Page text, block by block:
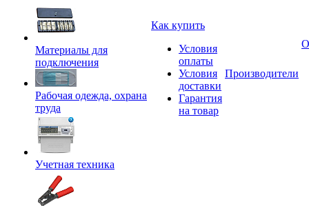
Материалы для
подключения
Рабочая одежда, охрана
труда
Учетная техника
Как купить
Условия
оплаты
Условия
доставки
Гарантия
на товар
Производители